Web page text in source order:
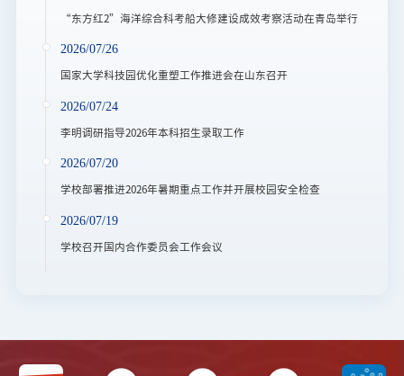
“东方红2”海洋综合科考船大修建设成效考察活动在青岛举行
2026/07/26
国家大学科技园优化重塑工作推进会在山东召开
2026/07/24
李明调研指导2026年本科招生录取工作
2026/07/20
学校部署推进2026年暑期重点工作并开展校园安全检查
2026/07/19
学校召开国内合作委员会工作会议